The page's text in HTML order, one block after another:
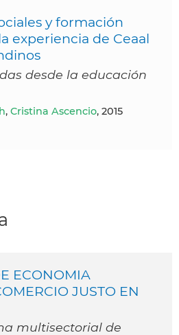
y formación
experiencia de Ceaal
desde la educación
, Cristina Ascencio, 2015
ECONOMIA
JUSTO EN
multisectorial de